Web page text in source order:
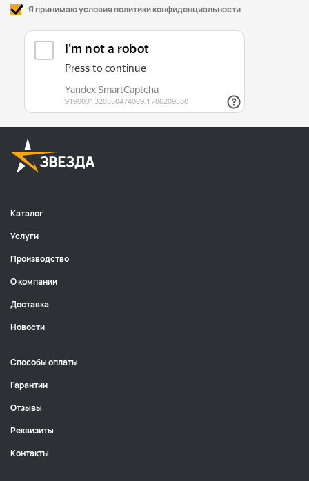
Я принимаю условия политики конфиденциальности
Каталог
Услуги
Производство
О компании
Доставка
Новости
Способы оплаты
Гарантии
Отзывы
Реквизиты
Контакты